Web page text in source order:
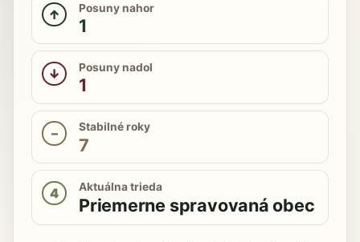
↑ Posuny nahor
1
↓ Posuny nadol
1
– Stabilné roky
7
4 Aktuálna trieda
Priemerne spravovaná obec